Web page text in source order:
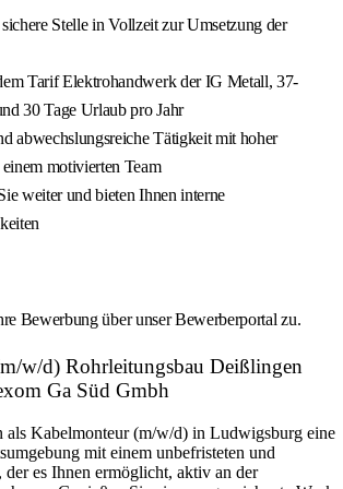
Stelle in Vollzeit zur Umsetzung der
Tarif Elektrohandwerk der IG Metall, 37-
30 Tage Urlaub pro Jahr
abwechslungsreiche Tätigkeit mit hoher
motivierten Team
weiter und bieten Ihnen interne
Bewerbung über unser Bewerberportal zu.
w/d) Rohrleitungsbau Deißlingen
Ga Süd Gmbh
als Kabelmonteur (m/w/d) in Ludwigsburg eine
mit einem unbefristeten und
der es Ihnen ermöglicht, aktiv an der